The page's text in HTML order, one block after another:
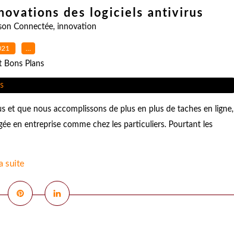
des logiciels antivirus
Connectée, innovation
…
Bons Plans
que nous accomplissons de plus en plus de taches en ligne,
en entreprise comme chez les particuliers. Pourtant les
suite